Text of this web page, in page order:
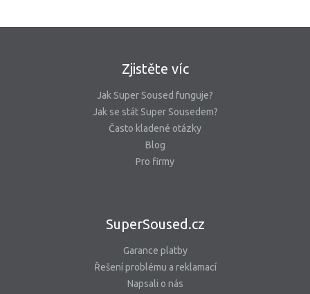
Zjistěte víc
Jak Super Soused funguje?
Jak se stát Super Sousedem?
Často kladené otázky
Blog
Pro firmy
SuperSoused.cz
Garance platby
Řešení problému a reklamací
Napsali o nás